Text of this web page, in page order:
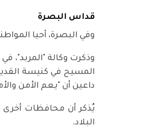
قداس البصرة
وفي البصرة، أحيا
وذكرت وكالة "المربد"،
المسيح في كنيسة
داعين أن "يعم الأمن
يُذكر أن محافظات
البلاد.